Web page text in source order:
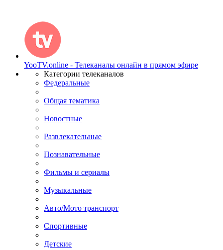
YooTV.online - Телеканалы онлайн в прямом эфире
Категории телеканалов
Федеральные
Общая тематика
Новостные
Развлекательные
Познавательные
Фильмы и сериалы
Музыкальные
Авто/Мото транспорт
Спортивные
Детские